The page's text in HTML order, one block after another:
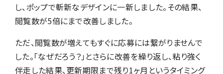
し、ポップで斬新なデザインに一新しました。その結果、
閲覧数が5倍にまで改善しました。
ただ、閲覧数が増えてもすぐに応募には繋がりませんで
した。「なぜだろう？」とさらに改善を繰り返し、粘り強く
伴走した結果、更新期限まで残り1ヶ月というタイミング